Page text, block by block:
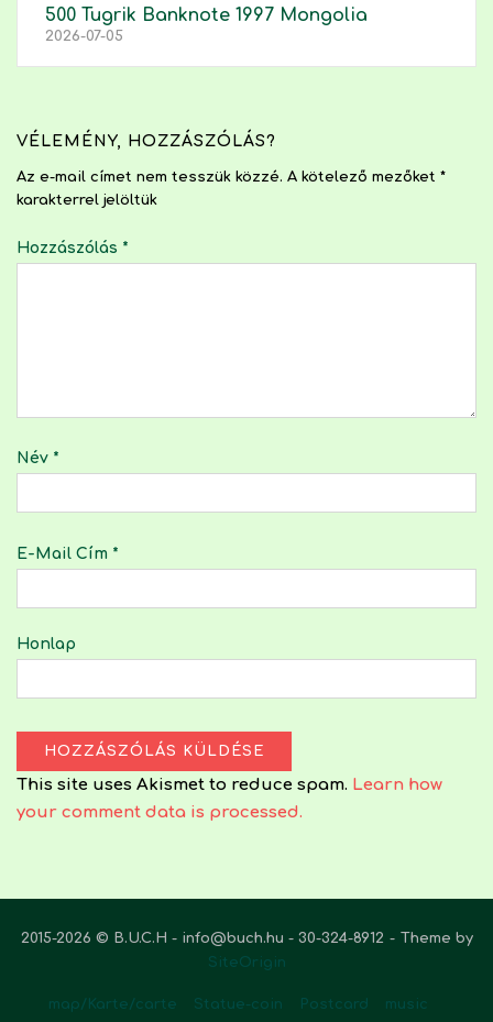
500 Tugrik Banknote 1997 Mongolia
2026-07-05
VÉLEMÉNY, HOZZÁSZÓLÁS?
Az e-mail címet nem tesszük közzé. A kötelező mezőket *
karakterrel jelöltük
Hozzászólás *
Név *
E-Mail Cím *
Honlap
This site uses Akismet to reduce spam. Learn how
your comment data is processed.
2015-2026 © B.U.C.H - info@buch.hu - 30-324-8912
Theme by
SiteOrigin
map/Karte/carte Statue-coin Postcard
music